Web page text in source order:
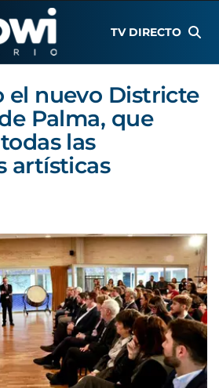
TV DIRECTO
el nuevo Districte
Palma, que
las
artísticas